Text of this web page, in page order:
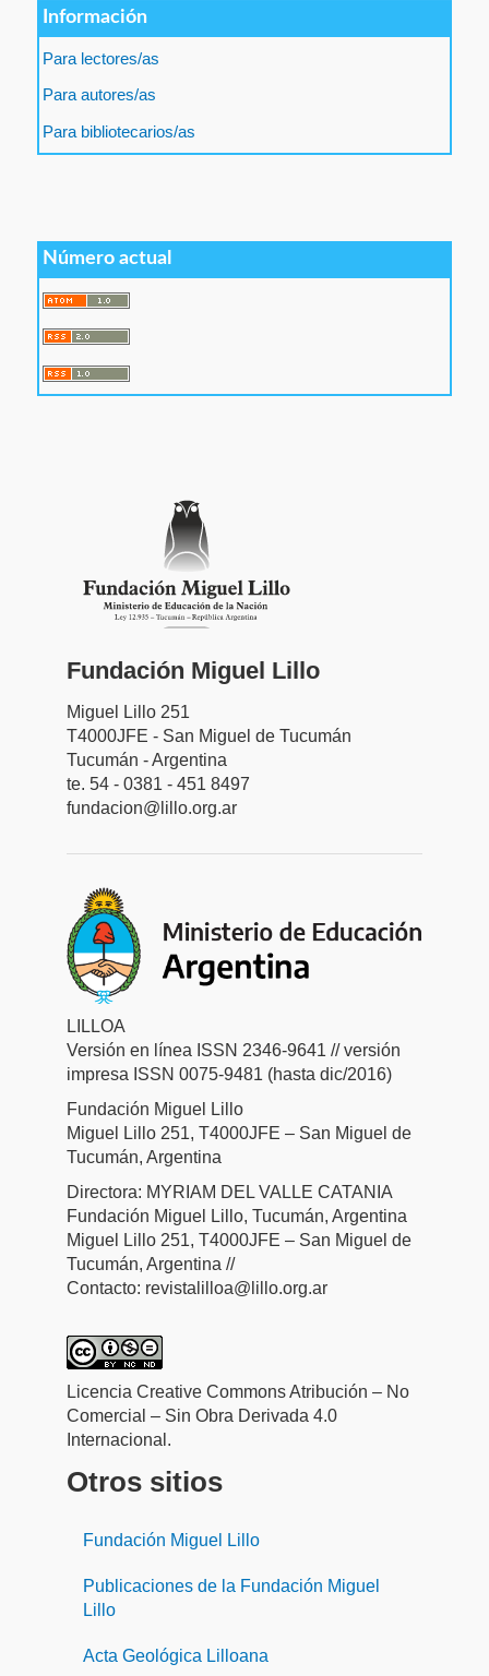
Información
Para lectores/as
Para autores/as
Para bibliotecarios/as
Número actual
Fundación Miguel Lillo
Miguel Lillo 251
T4000JFE - San Miguel de Tucumán
Tucumán - Argentina
te. 54 - 0381 - 451 8497
fundacion@lillo.org.ar
LILLOA
Versión en línea ISSN 2346-9641 // versión
impresa ISSN 0075-9481 (hasta dic/2016)
Fundación Miguel Lillo
Miguel Lillo 251, T4000JFE – San Miguel de
Tucumán, Argentina
Directora: MYRIAM DEL VALLE CATANIA
Fundación Miguel Lillo, Tucumán, Argentina
Miguel Lillo 251, T4000JFE – San Miguel de
Tucumán, Argentina //
Contacto: revistalilloa@lillo.org.ar
Licencia Creative Commons Atribución – No
Comercial – Sin Obra Derivada 4.0
Internacional.
Otros sitios
Fundación Miguel Lillo
Publicaciones de la Fundación Miguel
Lillo
Acta Geológica Lilloana